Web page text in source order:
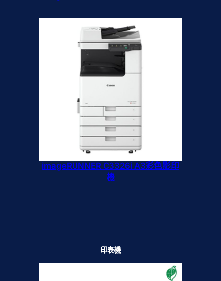
imageRUNNER C3326i A3彩色影印
機
印表機